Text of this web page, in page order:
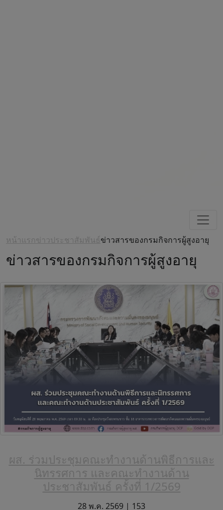
หน้าแรกข่าวประชาสัมพันธ์ข่าวสารของกรมกิจการผู้สูงอายุ
ข่าวสารของกรมกิจการผู้สูงอายุ
ผส. ร่วมประชุมคณะทำงานด้านพิธีการและ
นิทรรศการ และคณะทำงานด้าน
ประชาสัมพันธ์ ครั้งที่ 1/2569
28 พ.ค. 2569 | 153